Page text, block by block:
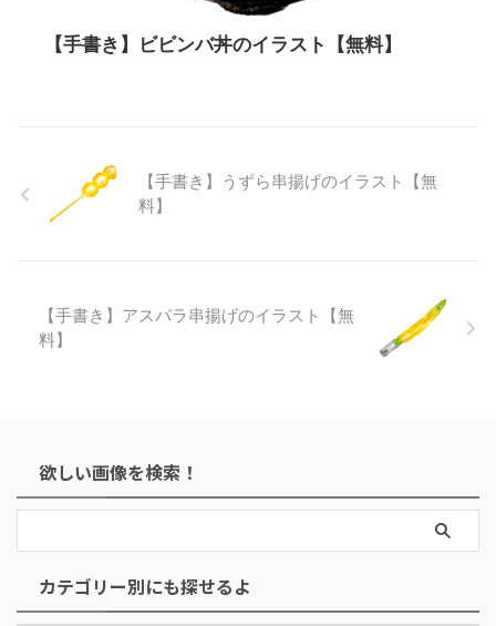
【手書き】ビビンバ丼のイラスト【無料】
【手書き】うずら串揚げのイラスト【無
料】
【手書き】アスパラ串揚げのイラスト【無
料】
欲しい画像を検索！
カテゴリー別にも探せるよ